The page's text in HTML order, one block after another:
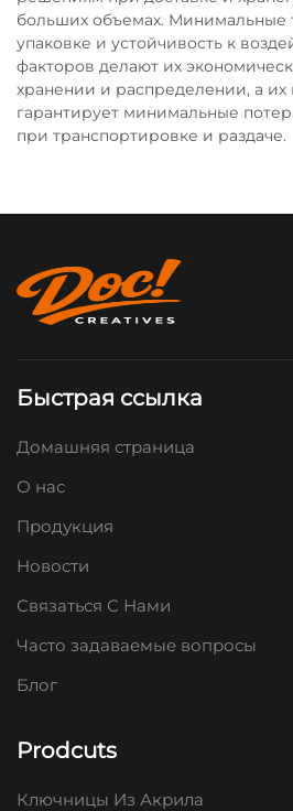
больших объемах. Минимальные
упаковке и устойчивость к
факторов делают их
хранении и распределении, а их
гарантирует минимальные
при транспортировке и раздаче.
Быстрая ссылка
Домашняя страница
О нас
Продукция
Новости
Связаться С Нами
Часто задаваемые вопросы
Блог
Prodcuts
Ключницы Из Акрила